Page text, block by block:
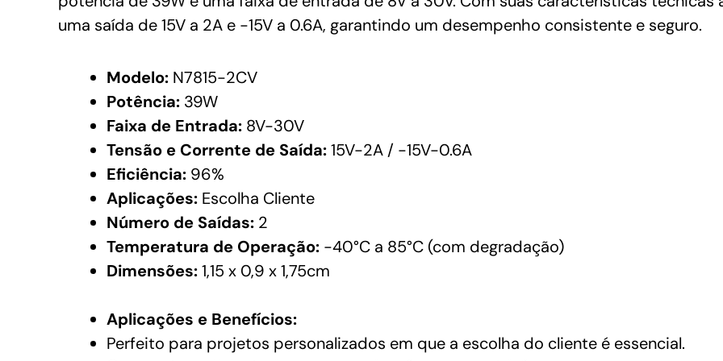
uma saída de 15V a 2A e -15V a 0.6A, garantindo um desempenho consistente e seguro.
Modelo: N7815-2CV
Potência: 39W
Faixa de Entrada: 8V-30V
Tensão e Corrente de Saída:15V-2A / -15V-0.6A
Eficiência: 96%
Aplicações: Escolha Cliente
Número de Saídas: 2
Temperatura de Operação: -40°C a 85°C (com degradação)
Dimensões:1,15 x 0,9 x 1,75cm
Aplicações e Benefícios:
Perfeito para projetos personalizados em que a escolha do cliente é essencial.